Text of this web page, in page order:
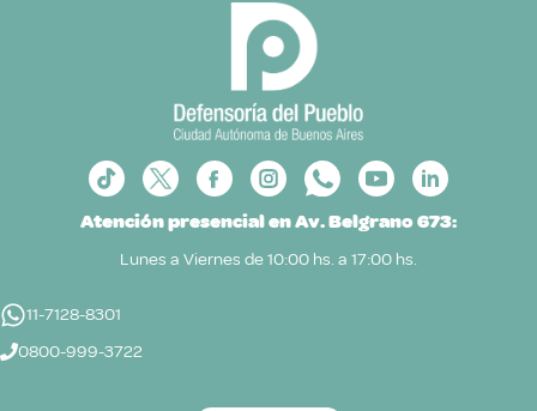
Atención presencial en Av. Belgrano 673:
Lunes a Viernes de 10:00 hs. a 17:00 hs.
11-7128-8301
0800-999-3722